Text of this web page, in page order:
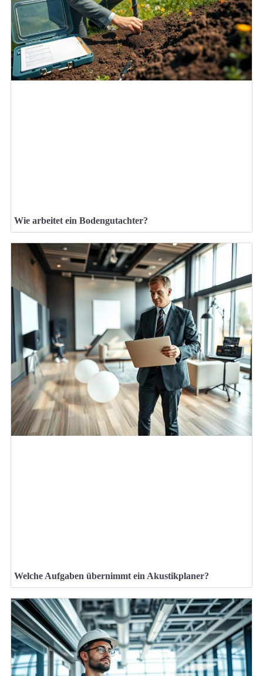
Wie arbeitet ein Bodengutachter?
Welche Aufgaben übernimmt ein Akustikplaner?